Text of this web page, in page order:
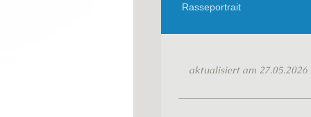
Rasseportrait
aktualisiert am 27.05.2026